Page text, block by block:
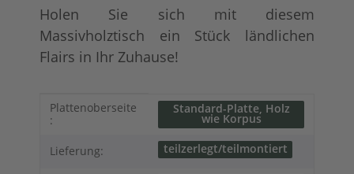
Holen Sie sich mit diesem
Massivholztisch ein Stück ländlichen
Flairs in Ihr Zuhause!
Produkteigenschaft
Wert
Plattenoberseite
:
Standard-Platte, Holz
wie Korpus
Lieferung: teilzerlegt/teilmontiert